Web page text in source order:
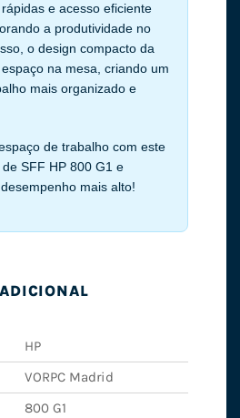
e acesso eficiente
a produtividade no
o design compacto da
na mesa, criando um
mais organizado e
de trabalho com este
SFF HP 800 G1 e
mais alto!
HP
VORPC Madrid
800 G1